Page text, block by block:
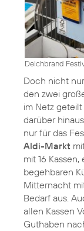
Deichbrand
Doch nicht
den zwei
im Netz
darüber
nur für das
Aldi-Markt
mit 16
begehbaren
Mitternacht
Bedarf aus.
allen Kassen
Guthaben